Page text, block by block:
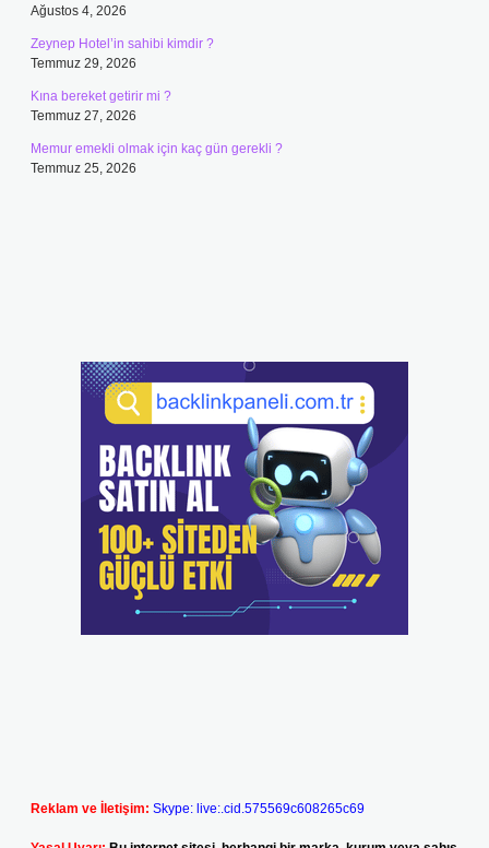
Ağustos 4, 2026
Zeynep Hotel’in sahibi kimdir ?
Temmuz 29, 2026
Kına bereket getirir mi ?
Temmuz 27, 2026
Memur emekli olmak için kaç gün gerekli ?
Temmuz 25, 2026
Reklam ve İletişim: Skype: live:.cid.575569c608265c69